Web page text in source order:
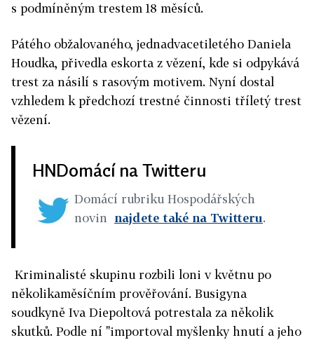
s podmíněným trestem 18 měsíců.
Pátého obžalovaného, jednadvacetiletého Daniela
Houdka, přivedla eskorta z vězení, kde si odpykává
trest za násilí s rasovým motivem. Nyní dostal
vzhledem k předchozí trestné činnosti tříletý trest
vězení.
HNDomácí na Twitteru
Domácí rubriku Hospodářských
novin najdete také na Twitteru.
Kriminalisté skupinu rozbili loni v květnu po
několikaměsíčním prověřování. Busigyna
soudkyně Iva Diepoltová potrestala za několik
skutků. Podle ní "importoval myšlenky hnutí a jeho